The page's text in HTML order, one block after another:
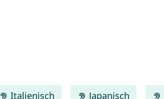
Italienisch Japanisch